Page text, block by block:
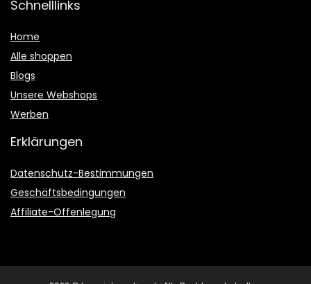
Schnelllinks
Home
Alle shoppen
Blogs
Unsere Webshops
Werben
Erklärungen
Datenschutz-Bestimmungen
Geschäftsbedingungen
Affiliate-Offenlegung